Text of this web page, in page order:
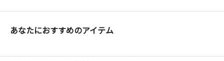
あなたにおすすめのアイテム